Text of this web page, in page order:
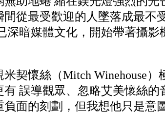
從最受歡迎的人墜落成最不
深暗媒體文化，開始帶著攝影
契懷絲（Mitch Winehouse）
誤導觀眾、忽略艾美懷絲的
面的刻劃，但我想他只是意